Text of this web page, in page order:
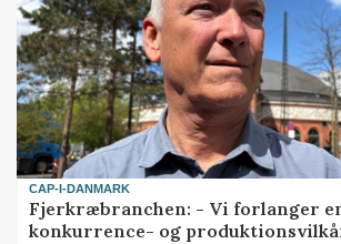
CAP-I-DANMARK
Fjerkræbranchen: - Vi forlanger
konkurrence- og